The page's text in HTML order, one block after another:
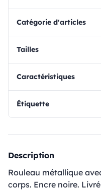
Catégorie d'articles
Tailles
Caractéristiques
Étiquette
Description
Rouleau métallique
corps. Encre noire.